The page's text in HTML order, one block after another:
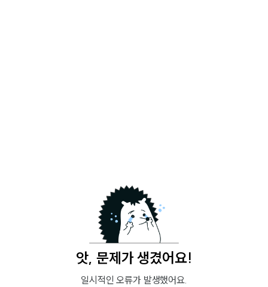
앗, 문제가 생겼어요!
일시적인 오류가 발생했어요.